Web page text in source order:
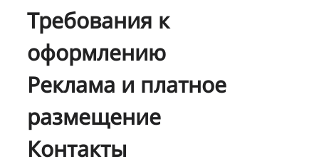
Требования к
оформлению
Реклама и платное
размещение
Контакты